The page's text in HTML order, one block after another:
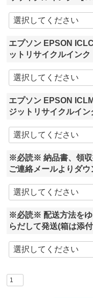
エプソン EPSON
ットリサイクルイン
エプソン EPSON
ジットリサイクルイ
※必読※ 納品書、領収
ご連絡メールよりダ
※必読※ 配送方法をゆ
らだして発送(箱は添